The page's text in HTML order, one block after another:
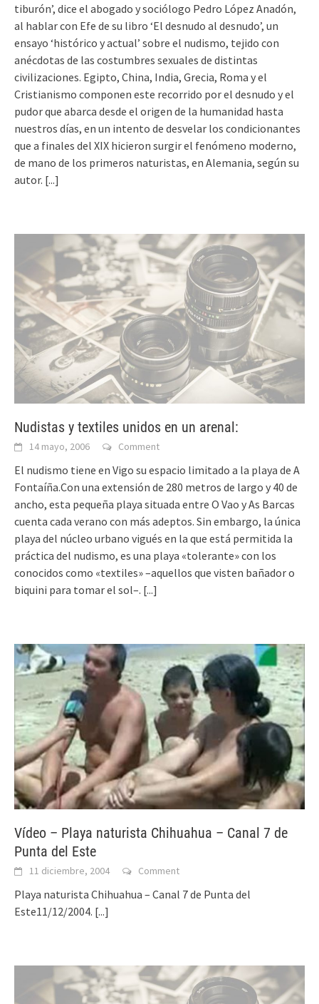
tiburón’, dice el abogado y sociólogo Pedro López Anadón,
al hablar con Efe de su libro ‘El desnudo al desnudo’, un
ensayo ‘histórico y actual’ sobre el nudismo, tejido con
anécdotas de las costumbres sexuales de distintas
civilizaciones. Egipto, China, India, Grecia, Roma y el
Cristianismo componen este recorrido por el desnudo y el
pudor que abarca desde el origen de la humanidad hasta
nuestros días, en un intento de desvelar los condicionantes
que a finales del XIX hicieron surgir el fenómeno moderno,
de mano de los primeros naturistas, en Alemania, según su
autor. [...]
Nudistas y textiles unidos en un arenal:
14 mayo, 2006 Comment
El nudismo tiene en Vigo su espacio limitado a la playa de A
Fontaíña.Con una extensión de 280 metros de largo y 40 de
ancho, esta pequeña playa situada entre O Vao y As Barcas
cuenta cada verano con más adeptos. Sin embargo, la única
playa del núcleo urbano vigués en la que está permitida la
práctica del nudismo, es una playa «tolerante» con los
conocidos como «textiles» –aquellos que visten bañador o
biquini para tomar el sol–. [...]
Vídeo – Playa naturista Chihuahua – Canal 7 de
Punta del Este
11 diciembre, 2004 Comment
Playa naturista Chihuahua – Canal 7 de Punta del
Este11/12/2004. [...]